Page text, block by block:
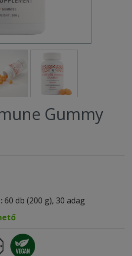
Gummy
60 db (200 g), 30 adag